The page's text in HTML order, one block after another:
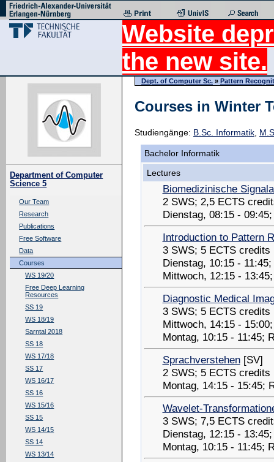
Website
the new site.
Department of Computer
Science 5
Our Team
Research
Publications
Free Software
Data
Courses
WS 19/20
Free Deep Learning
Resources
SS 19
WS 18/19
Sarntal 2018
SS 18
WS 17/18
SS 17
WS 16/17
SS 16
WS 15/16
SS 15
WS 14/15
SS 14
WS 13/14
Dept. of Computer Sc. » Pattern
Courses in Winter
Studiengänge: B.Sc. Informatik
Bachelor Informatik
Lectures
Biomedizinische
2 SWS; 2,5 ECTS
Dienstag, 08:15 -
Introduction to Pattern
3 SWS; 5 ECTS credits
Dienstag, 10:15 -
Mittwoch, 12:15 -
Diagnostic Medical
3 SWS; 5 ECTS credits
Mittwoch, 14:15 -
Montag, 10:15 - 11:45;
Sprachverstehen[SV]
2 SWS; 5 ECTS credits
Montag, 14:15 - 15:45;
Wavelet-
3 SWS; 7,5 ECTS
Dienstag, 12:15 -
Montag, 10:15 - 11:45;